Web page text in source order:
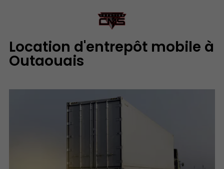
Location d'entrepôt mobile à
Outaouais